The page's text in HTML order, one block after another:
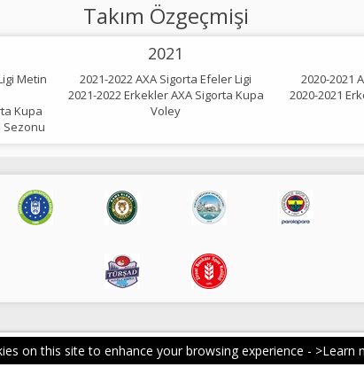
on this site to enhance your browsing experience - >Learn
Takım Özgeçmişi
Metin
Kupa
Sezonu
2021
2021-2022 AXA Sigorta Efeler Ligi
2021-2022 Erkekler AXA Sigorta Kupa
Voley
2020-2021
2020-2021